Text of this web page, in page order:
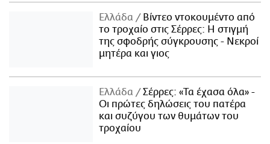
Ελλάδα
Βίντεο ντοκουμέντο από
το τροχαίο στις Σέρρες: Η στιγμή
της σφοδρής σύγκρουσης - Νεκροί
μητέρα και γιος
Ελλάδα
Σέρρες: «Τα έχασα όλα» -
Οι πρώτες δηλώσεις του πατέρα
και συζύγου των θυμάτων του
τροχαίου